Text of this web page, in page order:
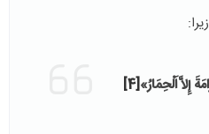
إِلاَّ اَلْحِمَارُ»
[4]